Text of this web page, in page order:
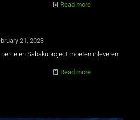
Read more
21, 2023
Sabakuproject moeten inleveren
Read more